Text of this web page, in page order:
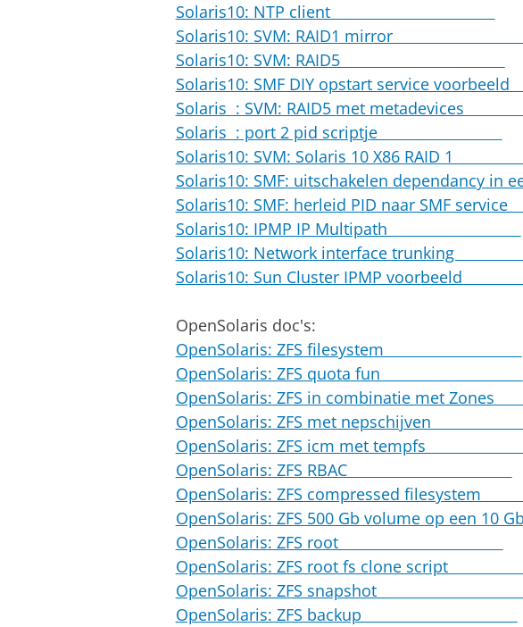
Solaris10: NTP client
Solaris10: SVM: RAID1 mirror
Solaris10: SVM: RAID5
Solaris10: SMF DIY opstart service
Solaris : SVM: RAID5 met
Solaris : port 2 pid scriptje
Solaris10: SVM: Solaris 10 X86 RAID
Solaris10: SMF: uitschakelen dependancy in
Solaris10: SMF: herleid PID naar SMF
Solaris10: IPMP IP Multipath
Solaris10: Network interface
Solaris10: Sun Cluster IPMP
OpenSolaris doc's:
OpenSolaris: ZFS filesystem
OpenSolaris: ZFS quota fun
OpenSolaris: ZFS in combinatie met
OpenSolaris: ZFS met
OpenSolaris: ZFS icm met
OpenSolaris: ZFS RBAC
OpenSolaris: ZFS compressed
OpenSolaris: ZFS 500 Gb volume op een 10
OpenSolaris: ZFS root
OpenSolaris: ZFS root fs clone
OpenSolaris: ZFS snapshot
OpenSolaris: ZFS backup